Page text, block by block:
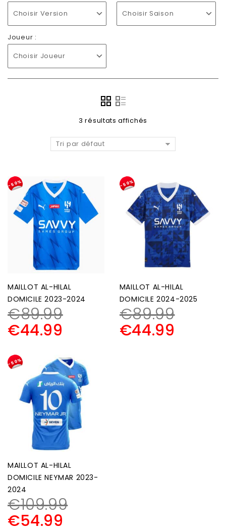
Choisir Version
Choisir Saison
Joueur :
Choisir Joueur
3 résultats affichés
Tri par défaut
-50%
MAILLOT AL-HILAL
DOMICILE 2023-2024
€89.99
€44.99
-50%
MAILLOT AL-HILAL
DOMICILE 2024-2025
€89.99
€44.99
-50%
MAILLOT AL-HILAL
DOMICILE NEYMAR 2023-
2024
€109.99
€54.99